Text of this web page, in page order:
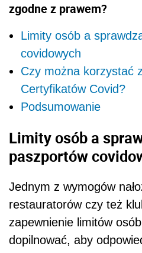
zgodne z prawem?
Limity osób a
covidowych
Czy można korzystać
Certyfikatów Covid?
Podsumowanie
Limity osób a
paszportów
Jednym z wymogów
restauratorów czy też
zapewnienie limitów
dopilnować, aby